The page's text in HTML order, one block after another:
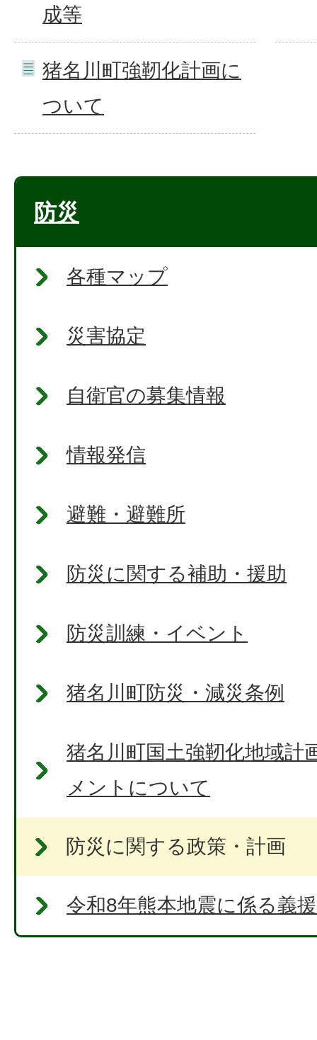
成等
猪名川町強靭化計画に
ついて
防災
各種マップ
災害協定
自衛官の募集情報
情報発信
避難・避難所
防災に関する補助・援助
防災訓練・イベント
猪名川町防災・減災条例
猪名川町国土強靭化地域計
メントについて
防災に関する政策・計画
令和8年熊本地震に係る義